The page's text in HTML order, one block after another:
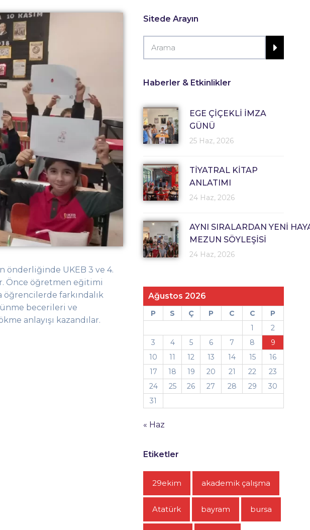
önderliğinde UKEB 3 ve 4.
Önce öğretmen eğitimi
öğrencilerde farkındalık
becerileri ve
anlayışı kazandılar.
Sitede Arayın
Haberler & Etkinlikler
EGE ÇİÇEKLİ İMZA
GÜNÜ
25 Haz, 2026
TİYATRAL KİTAP
ANLATIMI
24 Haz, 2026
AYNI SIRALARDAN YENİ
MEZUN SÖYLEŞİSİ
24 Haz, 2026
Ağustos 2026
P S Ç P C C
P
1
2
3
4 5 6 7 8
9
10
11 12 13 14 15
16
17
18 19 20 21 22
23
24
25 26 27 28 29
30
31
« Haz
Etiketler
29ekim akademik çalışma
Atatürk bayram bursa